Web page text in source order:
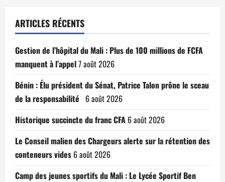
ARTICLES RÉCENTS
Gestion de l’hôpital du Mali : Plus de 100 millions de FCFA
manquent à l’appel7 août 2026
Bénin : Élu président du Sénat, Patrice Talon prône le sceau
de la responsabilité 6 août 2026
Historique succincte du franc CFA 6 août 2026
Le Conseil malien des Chargeurs alerte sur la rétention des
conteneurs vides 6 août 2026
Camp des jeunes sportifs du Mali : Le Lycée Sportif Ben